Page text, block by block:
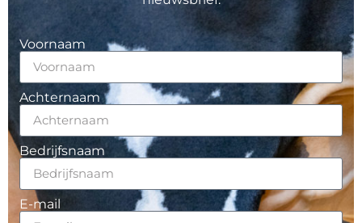
Voornaam
Achternaam
Bedrijfsnaam
E-mail